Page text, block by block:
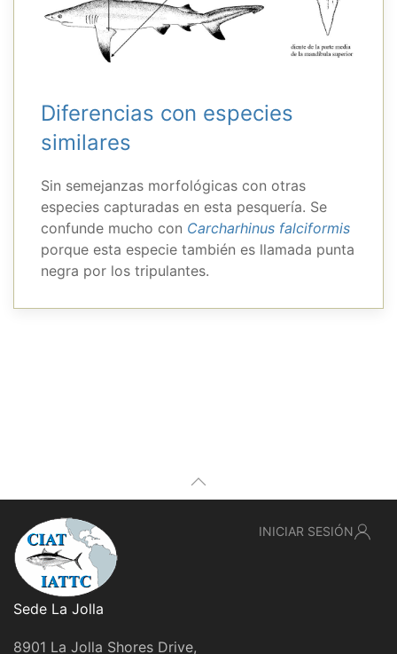
Diferencias con especies
similares
Sin semejanzas morfológicas con otras
especies capturadas en esta pesquería. Se
confunde mucho con Carcharhinus falciformis
porque esta especie también es llamada punta
negra por los tripulantes.
Sede La Jolla
8901 La Jolla Shores Drive,
INICIAR SESIÓN